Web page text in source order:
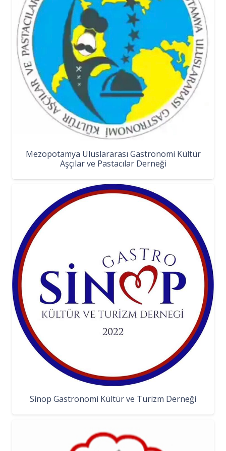
Mezopotamya Uluslararası Gastronomi Kültür
Aşçılar ve Pastacılar Derneği
Sinop Gastronomi Kültür ve Turizm Derneği